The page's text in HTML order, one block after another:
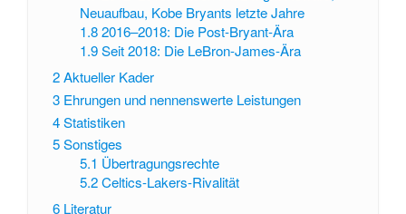
Neuaufbau, Kobe Bryants letzte Jahre
1.8 2016–2018: Die Post-Bryant-Ära
1.9 Seit 2018: Die LeBron-James-Ära
2Aktueller Kader
3 Ehrungen und nennenswerte Leistungen
4Statistiken
5Sonstiges
5.1 Übertragungsrechte
5.2 Celtics-Lakers-Rivalität
6 Literatur